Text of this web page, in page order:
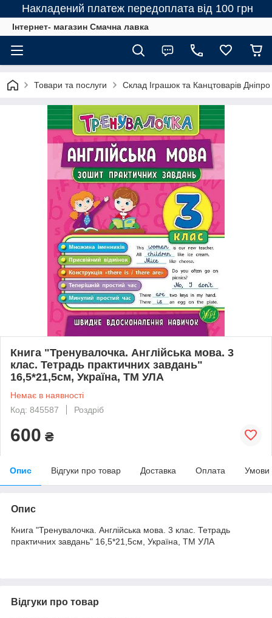
Накладений платеж передоплата від 100 грн
Інтернет- магазин Смачна лавка
Товари та послуги Склад Іграшок та Канцтоварів Дніпро
Книга "Тренувалочка. Англійська мова. 3
клас. Тетрадь практичних завдань"
16,5*21,5см, Україна, ТМ УЛА
Немає в наявності
Код: 845587
Роздріб
600 ₴
Опис Відгуки про товар Доставка Оплата Умови
Опис
Книга "Тренувалочка. Англійська мова. 3 клас. Тетрадь
практичних завдань" 16,5*21,5см, Україна, ТМ УЛА
Відгуки про товар